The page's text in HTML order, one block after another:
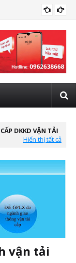
DKKD VẬN TẢI
Hiển thị tất cả
vận tải